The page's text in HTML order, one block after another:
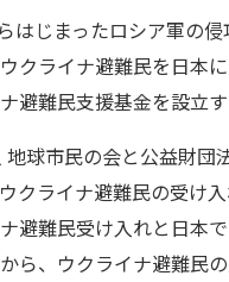
はじまったロシア軍の
クライナ避難民を日本
避難民支援基金を設立
地球市民の会と公益財
クライナ避難民の受け
避難民受け入れと日本
ら、ウクライナ避難民